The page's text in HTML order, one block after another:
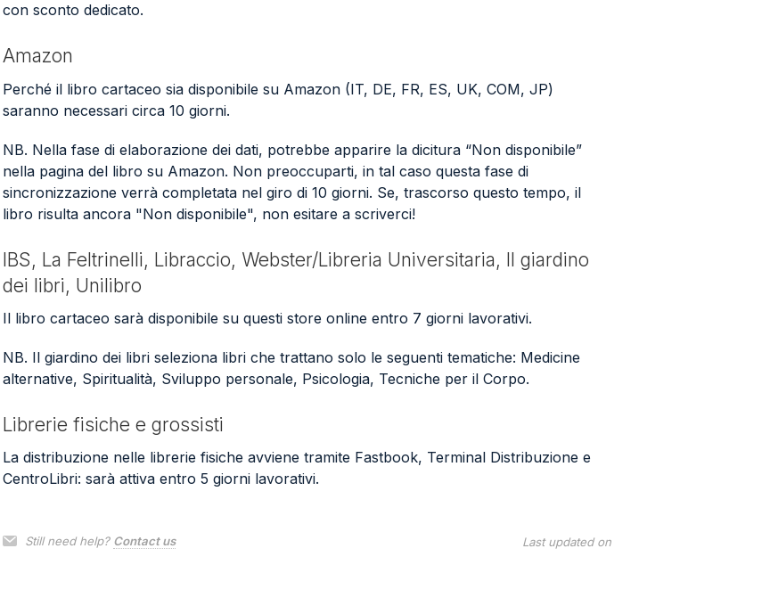
con sconto dedicato.
Amazon
Perché il libro cartaceo sia disponibile su Amazon (IT, DE, FR, ES, UK, COM, JP)
saranno necessari circa 10 giorni.
NB. Nella fase di elaborazione dei dati, potrebbe apparire la dicitura “Non disponibile”
nella pagina del libro su Amazon. Non preoccuparti, in tal caso questa fase di
sincronizzazione verrà completata nel giro di 10 giorni. Se, trascorso questo tempo, il
libro risulta ancora "Non disponibile", non esitare a scriverci!
IBS, La Feltrinelli, Libraccio, Webster/Libreria Universitaria, Il giardino
dei libri, Unilibro
Il libro cartaceo sarà disponibile su questi store online entro 7 giorni lavorativi.
NB. Il giardino dei libri seleziona libri che trattano solo le seguenti tematiche: Medicine
alternative, Spiritualità, Sviluppo personale, Psicologia, Tecniche per il Corpo.
Librerie fisiche e grossisti
La distribuzione nelle librerie fisiche avviene tramite Fastbook, Terminal Distribuzione e
CentroLibri: sarà attiva entro 5 giorni lavorativi.
Still need help? Contact us Last updated on